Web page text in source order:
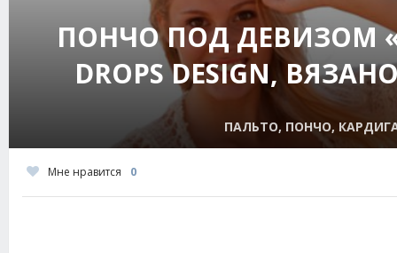
ПОНЧО ПОД ДЕВИЗОМ
DROPS DESIGN,
ПАЛЬТО, ПОНЧО,
Мне нравится 0